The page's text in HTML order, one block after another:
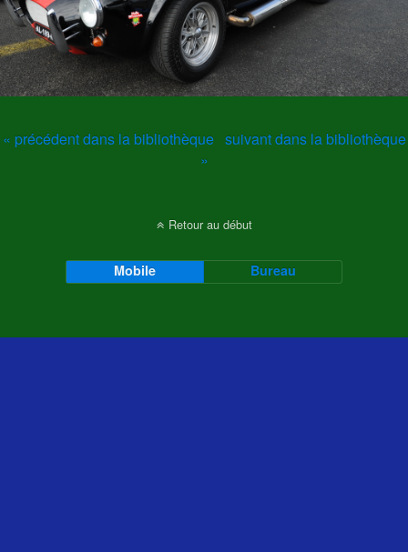
« précédent dans la bibliothèque suivant dans la bibliothèque
»
Retour au début
Mobile Bureau